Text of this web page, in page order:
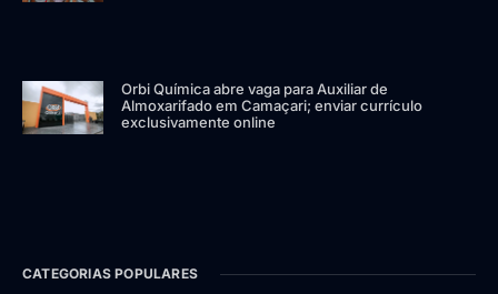
Orbi Química abre vaga para Auxiliar de
Almoxarifado em Camaçari; enviar currículo
exclusivamente online
CATEGORIAS POPULARES